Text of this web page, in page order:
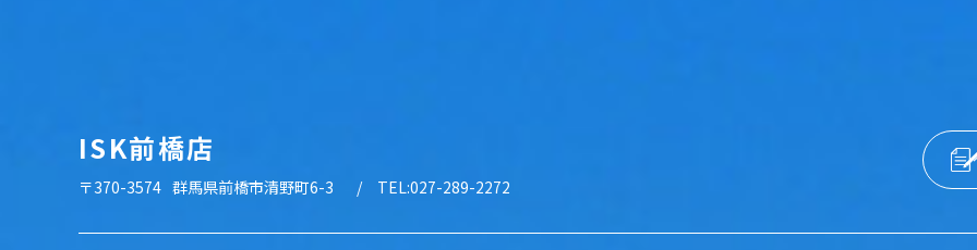
ISK前橋店
〒370-3574 群馬県前橋市清野町6-3 TEL:027-289-2272